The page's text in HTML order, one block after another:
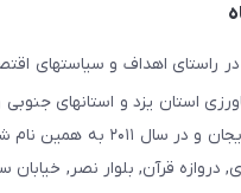
اوروپلاست در
نصر, خیابان سمند, کوچه طاها۳ در حال خدمت